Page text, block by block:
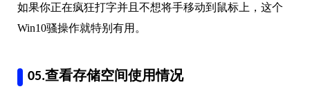
如果你正在疯狂打字并且不想将手移动到鼠标上，这个
Win10骚操作就特别有用。
05.查看存储空间使用情况